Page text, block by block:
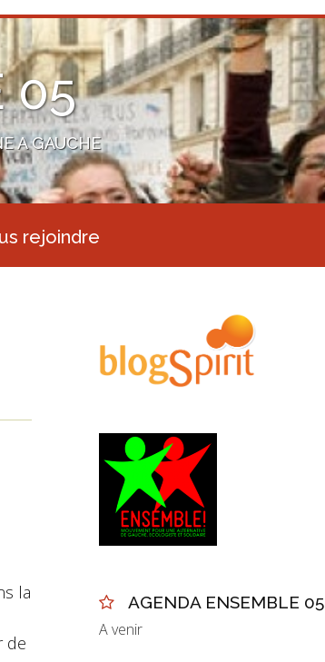
05
A GAUCHE
rejoindre
la
de
AGENDA ENSEMBLE 05
A venir